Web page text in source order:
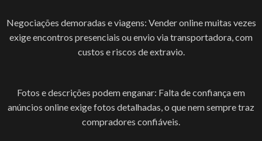
Negociações demoradas e viagens: Vender online muitas vezes
exige encontros presenciais ou envio via transportadora, com
custos e riscos de extravio.
Fotos e descrições podem enganar: Falta de confiança em
anúncios online exige fotos detalhadas, o que nem sempre traz
compradores confiáveis.